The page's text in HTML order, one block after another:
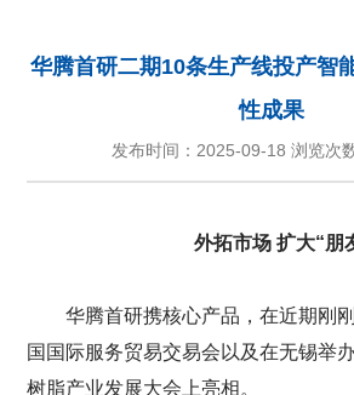
华腾首研二期10条生产线投产智
性成果
发布时间：2025-09-18 浏览次
外拓市场 扩大“朋
华腾首研携核心产品，在近期刚
国国际服务贸易交易会以及在无锡举
树脂产业发展大会上亮相。